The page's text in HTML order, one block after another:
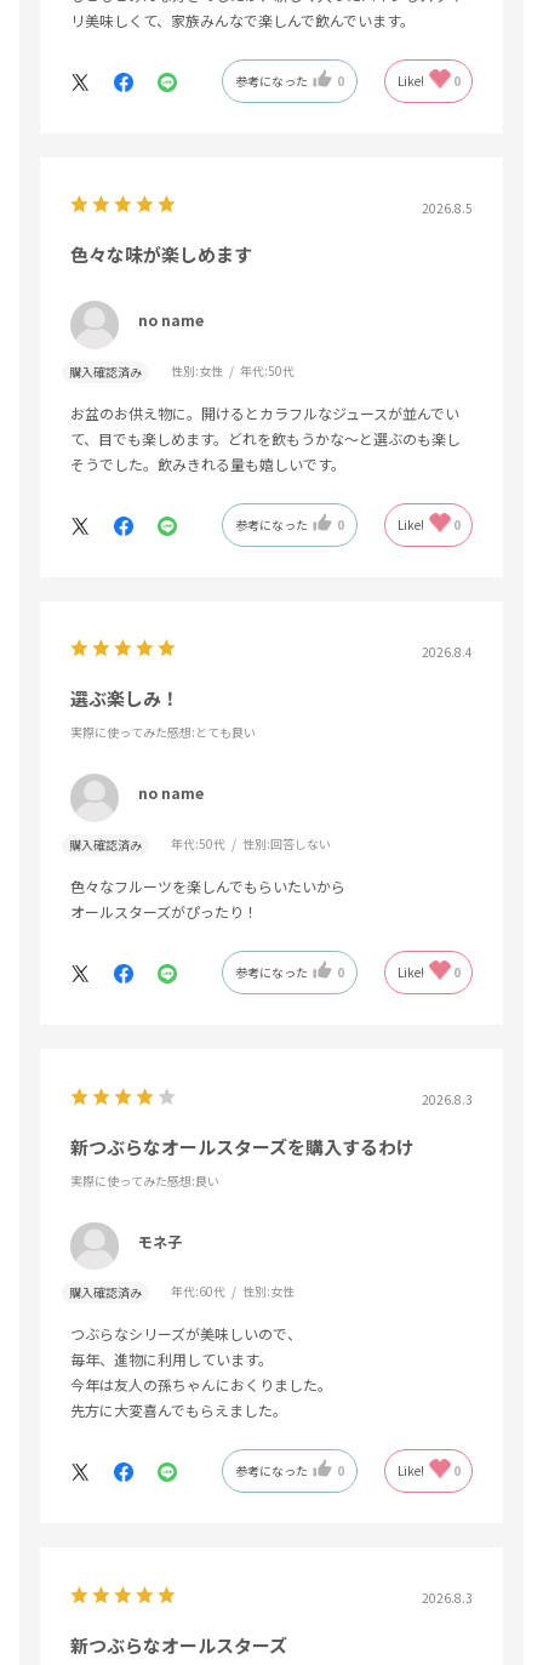
リ美味しくて、家族みんなで楽しんで飲んでいます。
参考になった 0 Like! 0
2026.8.5
色々な味が楽しめます
no name
購入確認済み 性別:女性 年代:50代
お盆のお供え物に。開けるとカラフルなジュースが並んでい
て、目でも楽しめます。どれを飲もうかな〜と選ぶのも楽し
そうでした。飲みきれる量も嬉しいです。
参考になった 0 Like! 0
2026.8.4
選ぶ楽しみ！
実際に使ってみた感想:とても良い
no name
購入確認済み 年代:50代 性別:回答しない
色々なフルーツを楽しんでもらいたいから
オールスターズがぴったり！
参考になった 0 Like! 0
2026.8.3
新つぶらなオールスターズを購入するわけ
実際に使ってみた感想:良い
モネ子
購入確認済み 年代:60代 性別:女性
つぶらなシリーズが美味しいので、
毎年、進物に利用しています。
今年は友人の孫ちゃんにおくりました。
先方に大変喜んでもらえました。
参考になった 0 Like! 0
2026.8.3
新つぶらなオールスターズ